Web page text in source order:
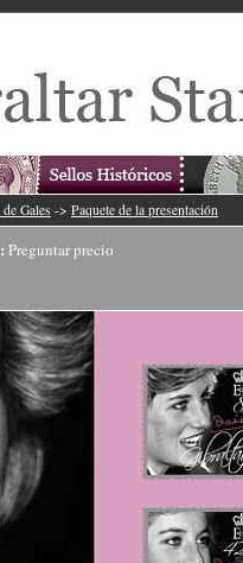
Gales -> Paquete de la presentación
Preguntar precio